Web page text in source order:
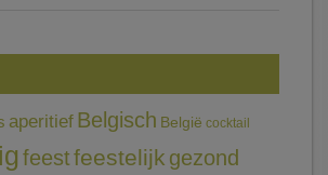
aperitief Belgisch België cocktail
feestfeestelijk gezond